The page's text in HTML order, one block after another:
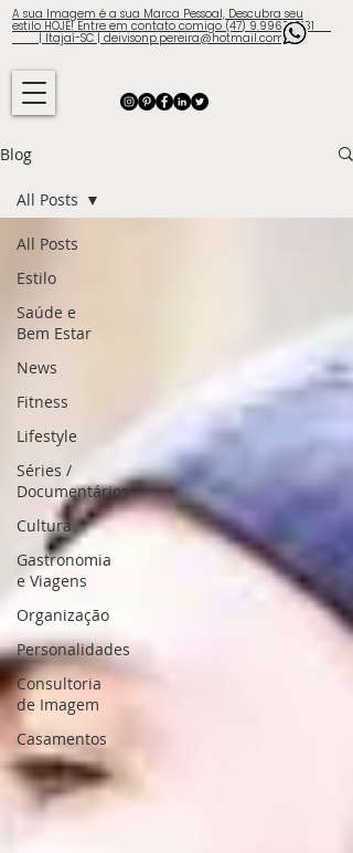
A sua Imagem é a sua Marca Pessoal, Descubra seu
estilo HOJE! Entre em contato comigo (47) 9.9960-3131
| Itajaí-SC | deivisonp.pereira@hotmail.com
Blog
All Posts
Estilo
Saúde e
Bem Estar
News
Fitness
Lifestyle
Séries /
Documentários
Cultura
Gastronomia
e Viagens
Organização
Personalidades
Consultoria
de Imagem
Casamentos
All Posts